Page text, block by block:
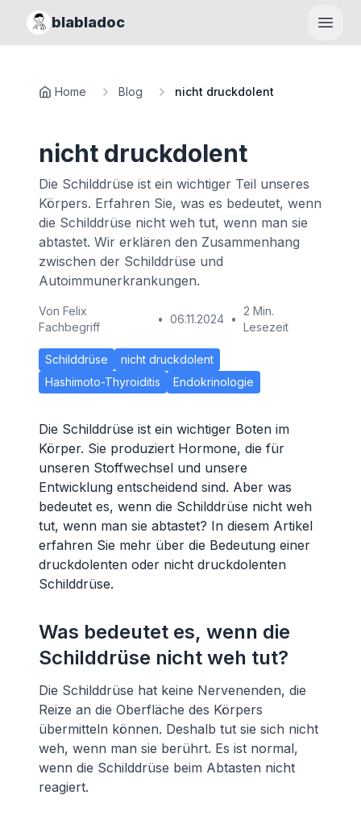
blabladoc
Home Blog nicht druckdolent
nicht druckdolent
Die Schilddrüse ist ein wichtiger Teil unseres
Körpers. Erfahren Sie, was es bedeutet, wenn
die Schilddrüse nicht weh tut, wenn man sie
abtastet. Wir erklären den Zusammenhang
zwischen der Schilddrüse und
Autoimmunerkrankungen.
Von Felix
Fachbegriff
• 06.11.2024 •
2 Min.
Lesezeit
Schilddrüse
nicht druckdolent
Hashimoto-Thyroiditis
Endokrinologie
Die Schilddrüse ist ein wichtiger Boten im
Körper. Sie produziert Hormone, die für
unseren Stoffwechsel und unsere
Entwicklung entscheidend sind. Aber was
bedeutet es, wenn die Schilddrüse nicht weh
tut, wenn man sie abtastet? In diesem Artikel
erfahren Sie mehr über die Bedeutung einer
druckdolenten oder nicht druckdolenten
Schilddrüse.
Was bedeutet es, wenn die
Schilddrüse nicht weh tut?
Die Schilddrüse hat keine Nervenenden, die
Reize an die Oberfläche des Körpers
übermitteln können. Deshalb tut sie sich nicht
weh, wenn man sie berührt. Es ist normal,
wenn die Schilddrüse beim Abtasten nicht
reagiert.